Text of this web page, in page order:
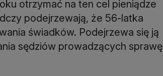
otrzymać na ten cel pieniądze
podejrzewają, że 56-latka
świadków. Podejrzewa się ją
sędziów prowadzących sprawę